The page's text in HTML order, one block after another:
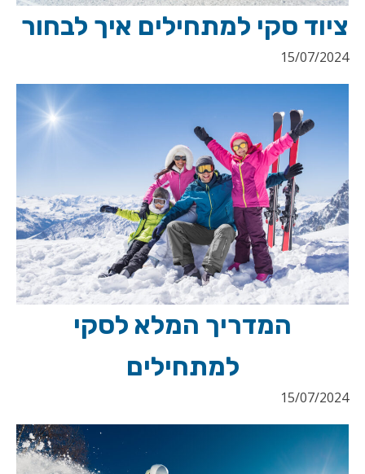
ציוד סקי למתחילים איך לבחור
15/07/2024
המדריך המלא לסקי
למתחילים
15/07/2024